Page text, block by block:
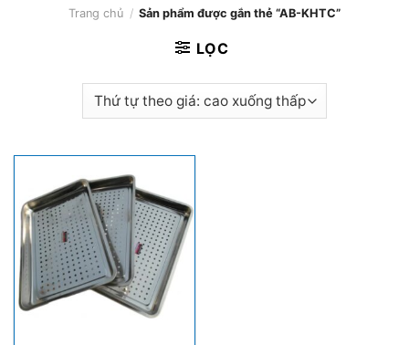
Trang chủ / Sản phẩm được gắn thẻ “AB-KHTC”
LỌC